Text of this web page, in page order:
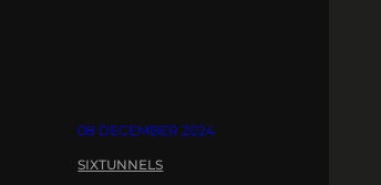
08 DECEMBER 2024
SIXTUNNELS